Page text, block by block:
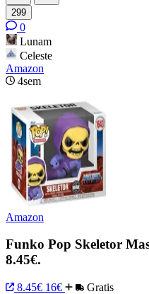
299
0
Lunam
Celeste
Amazon
4sem
Amazon
Funko Pop Skeletor
8.45€.
8.45€ 16€ Gratis